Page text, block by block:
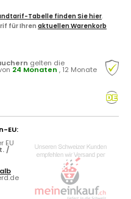
Tabelle finden Sie hier.
für Ihren aktuellen Warenkorb
gelten die
24 Monaten , 12 Monate
EU:
EU
/